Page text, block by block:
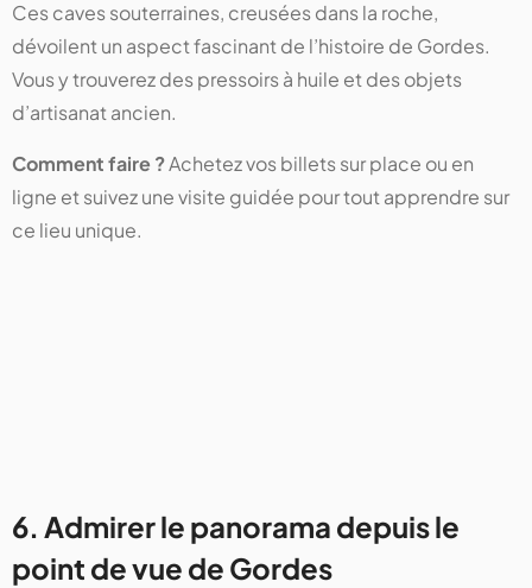
Ces caves souterraines, creusées dans la roche,
dévoilent un aspect fascinant de l’histoire de Gordes.
Vous y trouverez des pressoirs à huile et des objets
d’artisanat ancien.
Comment faire ?Achetez vos billets sur place ou en
ligne et suivez une visite guidée pour tout apprendre sur
ce lieu unique.
6. Admirer le panorama depuis le
point de vue de Gordes